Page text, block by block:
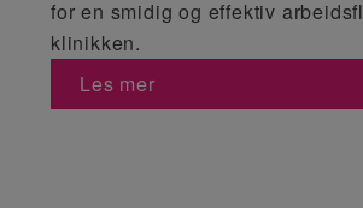
for en smidig og effektiv
klinikken.
Les mer